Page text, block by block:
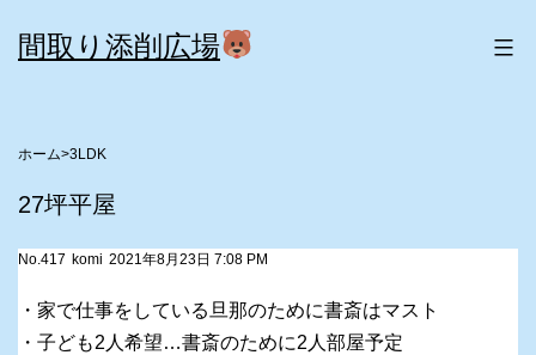
ン
ス
間取り添削広場
>3LDK
27坪平屋
No.417 komi 2021年8月23日 7:08 PM
・家で仕事をしている旦那のために書斎はマスト
・子ども2人希望…書斎のために2人部屋予定